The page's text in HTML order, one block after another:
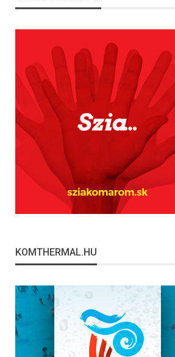
KOMTHERMAL.HU